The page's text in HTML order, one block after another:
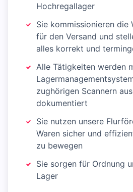
Hochregallager
Sie kommissionieren die
für den Versand und
alles korrekt und
Alle Tätigkeiten werden
zughörigen Scannern
dokumentiert
Sie nutzen unsere
Waren sicher und
zu bewegen
Sie sorgen für Ordnung
Lager